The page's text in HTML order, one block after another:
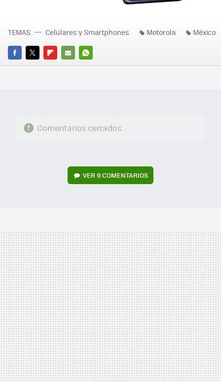
FACEBOOK
TWITTERFLIPBOARD
E-
WHATSAPP
TEMAS Celulares y Smartphones Motorola México
Comentarios cerrados
VER 9 COMENTARIOS